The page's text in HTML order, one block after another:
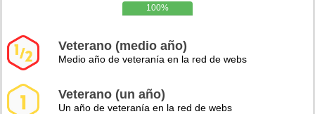
100%
Veterano (medio año)
Medio año de veteranía en la red de webs
Veterano (un año)
Un año de veteranía en la red de webs